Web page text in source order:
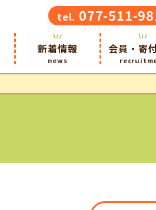
tel. 077-511-
新着情報
news
会員・寄